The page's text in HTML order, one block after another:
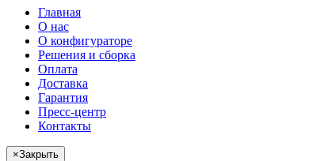
Главная
О нас
О конфигураторе
Решения и сборка
Оплата
Доставка
Гарантия
Пресс-центр
Контакты
×Закрыть